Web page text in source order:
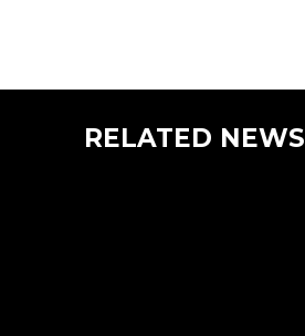
RELATED NEWS